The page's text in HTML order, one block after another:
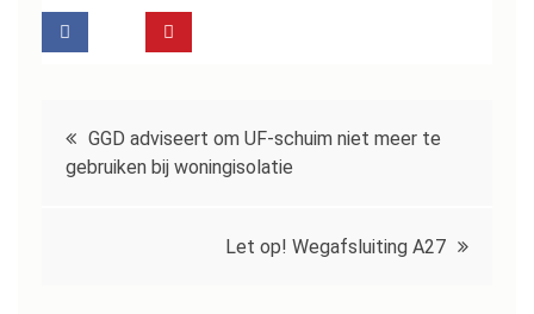
Bericht
navigatie
GGD adviseert om UF-schuim niet meer te
gebruiken bij woningisolatie
Let op! Wegafsluiting A27